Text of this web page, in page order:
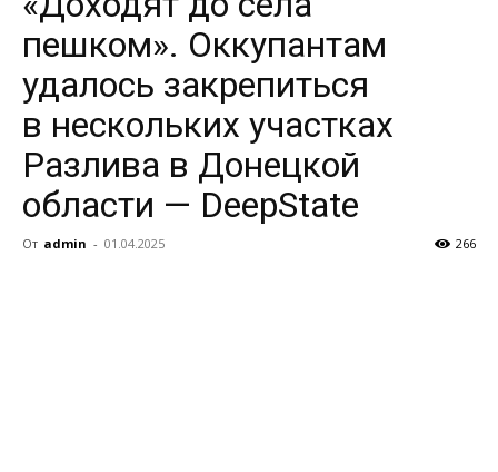
пешком». Оккупантам
удалось закрепиться
в нескольких участках
Разлива в Донецкой
области — DeepState
От admin - 01.04.2025 266